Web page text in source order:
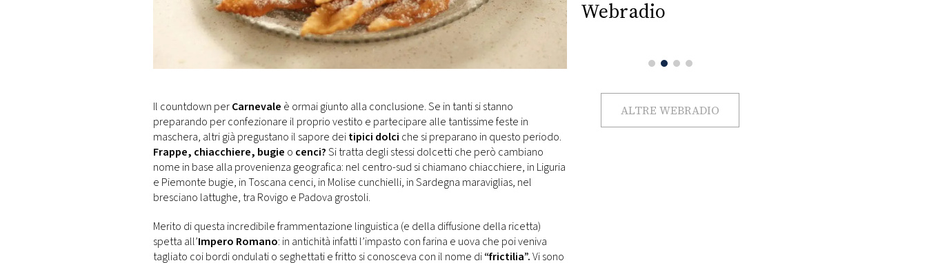
MONACO
Il countdown perCarnevale è ormai giunto alla conclusione. Se in tanti si stanno
preparando per confezionare il proprio vestito e partecipare alle tantissime feste in
maschera, altri già pregustano il sapore deitipici dolci che si preparano in questo periodo.
Frappe, chiacchiere, bugie o cenci?Si tratta degli stessi dolcetti che però cambiano
nome in base alla provenienza geografica: nel centro-sud si chiamano chiacchiere, in Liguria
e Piemonte bugie, in Toscana cenci, in Molise cunchielli, in Sardegna maraviglias, nel
bresciano lattughe, tra Rovigo e Padova grostoli.
Merito di questa incredibile frammentazione linguistica (e della diffusione della ricetta)
spetta all’Impero Romano: in antichità infatti l’impasto con farina e uova che poi veniva
tagliato coi bordi ondulati o seghettati e fritto si conosceva con il nome di“frictilia”.Vi sono
Webradio
ALTRE WEBRADIO